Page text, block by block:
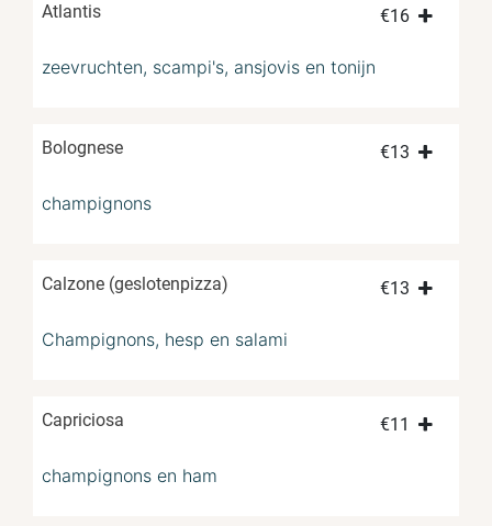
Atlantis €16
zeevruchten, scampi's, ansjovis en tonijn
Bolognese €13
champignons
Calzone (geslotenpizza) €13
Champignons, hesp en salami
Capriciosa €11
champignons en ham